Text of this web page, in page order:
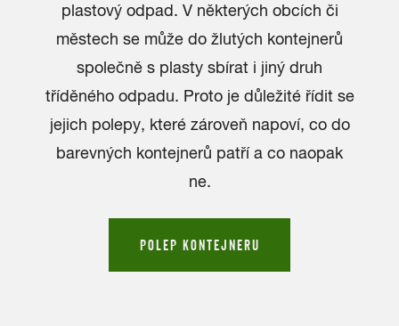
plastový odpad. V některých obcích či
městech se může do žlutých kontejnerů
společně s plasty sbírat i jiný druh
tříděného odpadu. Proto je důležité řídit se
jejich polepy, které zároveň napoví, co do
barevných kontejnerů patří a co naopak
ne.
POLEP KONTEJNERU